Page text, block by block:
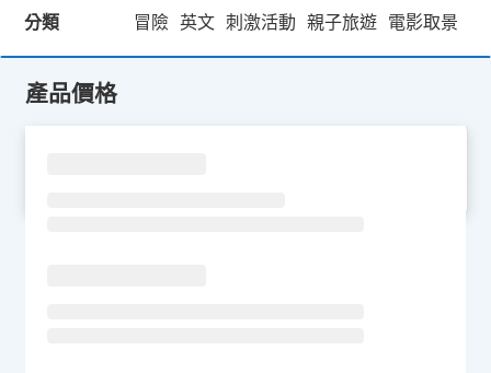
分類
冒險 英文 刺激活動 親子旅遊 電影取景
產品價格